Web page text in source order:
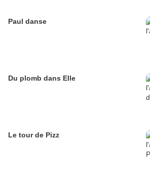
Paul danse
Du plomb dans Elle
Le tour de Pizz